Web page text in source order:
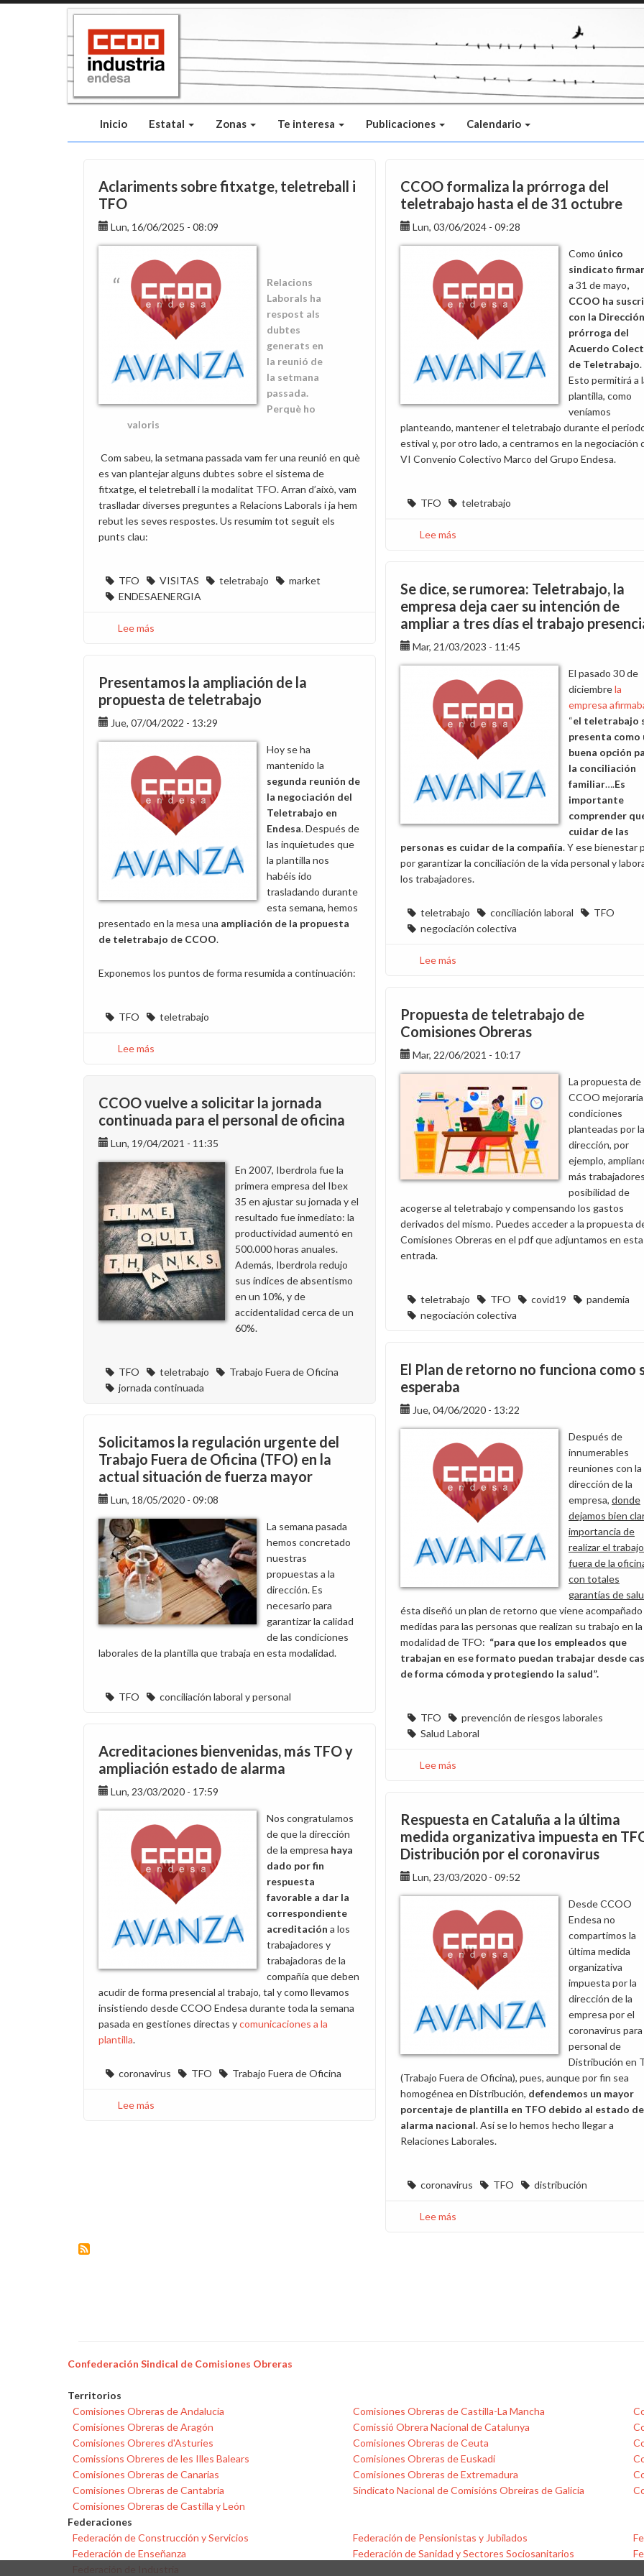
Inicio Estatal Zonas Te interesa Publicaciones Calendario
Aclariments sobre fitxatge, teletreball i
TFO
Lun, 16/06/2025 - 08:09
Relacions
Laborals ha
respost als
dubtes
generats en
la reunió de
la setmana
passada.
Perquè ho
valoris
Com sabeu, la setmana passada vam fer una reunió en què
es van plantejar alguns dubtes sobre el sistema de
fitxatge, el teletreball i la modalitat TFO. Arran d’això, vam
traslladar diverses preguntes a Relacions Laborals i ja hem
rebut les seves respostes. Us resumim tot seguit els
punts clau:
TFO VISITAS teletrabajo
market
ENDESAENERGIA
Lee más
fitxatge,
teletreball
i
TFO
CCOO formaliza la prórroga del
teletrabajo hasta el de 31 octubre
Lun, 03/06/2024 - 09:28
Como único
sindicato
a 31 de mayo,
CCOO ha
con la
prórroga del
Acuerdo
de Teletrabajo.
Esto permitirá a
plantilla, como
veníamos
planteando, mantener el teletrabajo durante el
estival y, por otro lado, a centrarnos en la negociación
VI Convenio Colectivo Marco del Grupo Endesa.
TFO teletrabajo
Lee más
prórroga
del
teletrabajo
hasta
de
octubre
Se dice, se rumorea: Teletrabajo, la
empresa deja caer su intención de
ampliar a tres días el trabajo
Mar, 21/03/2023 - 11:45
El pasado 30 de
diciembrela
empresa
“el teletrabajo
presenta como
buena opción
la conciliación
familiar….Es
importante
comprender
cuidar de las
personas es cuidar de la compañía. Y ese bienestar
por garantizar la conciliación de la vida personal y
los trabajadores.
teletrabajo conciliación laboral
TFO
negociación colectiva
Lee más
se
rumorea:
Teletrabajo,
la
empresa
deja
caer
su
intención
de
ampliar
a
días
el
trabajo
Presentamos la ampliación de la
propuesta de teletrabajo
Jue, 07/04/2022 - 13:29
Hoy se ha
mantenido la
segunda reunión de
la negociación del
Teletrabajo en
Endesa. Después de
las inquietudes que
la plantilla nos
habéis ido
trasladando durante
esta semana, hemos
presentado en la mesa una ampliación de la propuesta
de teletrabajo de CCOO.
Exponemos los puntos de forma resumida a continuación:
TFO teletrabajo
Lee más
ampliación
de
la
propuesta
de
teletrabajo
Propuesta de teletrabajo de
Comisiones Obreras
Mar, 22/06/2021 - 10:17
La propuesta de
CCOO mejoraría
condiciones
planteadas por la
dirección, por
ejemplo,
más
posibilidad de
acogerse al teletrabajo y compensando los gastos
derivados del mismo. Puedes acceder a la propuesta
Comisiones Obreras en el pdf que adjuntamos en esta
entrada.
teletrabajo TFO covid19
pandemia
negociación colectiva
CCOO vuelve a solicitar la jornada
continuada para el personal de oficina
Lun, 19/04/2021 - 11:35
En 2007, Iberdrola fue la
primera empresa del Ibex
35 en ajustar su jornada y el
resultado fue inmediato: la
productividad aumentó en
500.000 horas anuales.
Además, Iberdrola redujo
sus índices de absentismo
en un 10%, y de
accidentalidad cerca de un
60%.
TFO teletrabajo
Trabajo Fuera de Oficina
jornada continuada
El Plan de retorno no funciona como
esperaba
Jue, 04/06/2020 - 13:22
Después de
innumerables
reuniones con la
dirección de la
empresa, donde
dejamos bien
importancia de
realizar el trabajo
fuera de la
con totales
garantías de
ésta diseñó un plan de retorno que viene
medidas para las personas que realizan su trabajo en la
modalidad de TFO: “para que los empleados que
trabajan en ese formato puedan trabajar desde
de forma cómoda y protegiendo la salud”.
TFO
prevención de riesgos laborales
Salud Laboral
Lee más
de
retorno
no
funciona
como
esperaba
Solicitamos la regulación urgente del
Trabajo Fuera de Oficina (TFO) en la
actual situación de fuerza mayor
Lun, 18/05/2020 - 09:08
La semana pasada
hemos concretado
nuestras
propuestas a la
dirección. Es
necesario para
garantizar la calidad
de las condiciones
laborales de la plantilla que trabaja en esta modalidad.
TFO conciliación laboral y personal
Acreditaciones bienvenidas, más TFO y
ampliación estado de alarma
Lun, 23/03/2020 - 17:59
Nos congratulamos
de que la dirección
de la empresa haya
dado por fin
respuesta
favorable a dar la
correspondiente
acreditación a los
trabajadores y
trabajadoras de la
compañía que deben
acudir de forma presencial al trabajo, tal y como llevamos
insistiendo desde CCOO Endesa durante toda la semana
pasada en gestiones directas ycomunicaciones a la
plantilla.
coronavirus TFO Trabajo Fuera de Oficina
Lee más
Respuesta en Cataluña a la última
medida organizativa impuesta en
Distribución por el coronavirus
Lun, 23/03/2020 - 09:52
Desde CCOO
Endesa no
compartimos la
última medida
organizativa
impuesta por la
dirección de la
empresa por el
coronavirus para
personal de
Distribución en
(Trabajo Fuera de Oficina), pues, aunque por fin sea
homogénea en Distribución, defendemos un mayor
porcentaje de plantilla en TFO debido al estado de
alarma nacional. Así se lo hemos hecho llegar a
Relaciones Laborales.
coronavirus TFO distribución
Lee más
Distribución
por
el
coronavirus
Confederación Sindical de Comisiones Obreras
Territorios
Comisiones Obreras de Andalucía
Comisiones Obreras de Aragón
Comisiones Obreres d'Asturies
Comissions Obreres de les Illes Balears
Comisiones Obreras de Canarias
Comisiones Obreras de Cantabria
Comisiones Obreras de Castilla y León
Comisiones Obreras de Castilla-La Mancha
Comissió Obrera Nacional de Catalunya
Comisiones Obreras de Ceuta
Comisiones Obreras de Euskadi
Comisiones Obreras de Extremadura
Sindicato Nacional de Comisións Obreiras de Galicia
Federaciones
Federación de Construcción y Servicios
Federación de Enseñanza
Federación de Pensionistas y Jubilados
Federación de Sanidad y Sectores Sociosanitarios